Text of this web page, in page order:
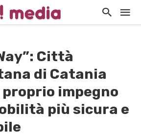
Città
di Catania
impegno
più sicura e